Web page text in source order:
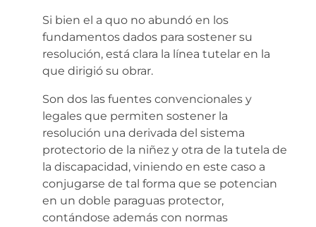
Si bien el a quo no abundó en los
fundamentos dados para sostener su
resolución, está clara la línea tutelar en la
que dirigió su obrar.
Son dos las fuentes convencionales y
legales que permiten sostener la
resolución una derivada del sistema
protectorio de la niñez y otra de la tutela de
la discapacidad, viniendo en este caso a
conjugarse de tal forma que se potencian
en un doble paraguas protector,
contándose además con normas